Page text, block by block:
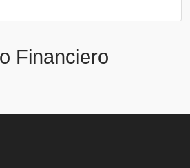
Financiero